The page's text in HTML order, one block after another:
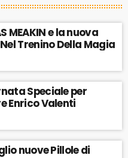
MEAKIN e la nuova
Trenino Della Magia
Speciale per
Enrico Valenti
nuove Pillole di